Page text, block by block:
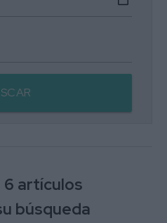
6 artículos
búsqueda